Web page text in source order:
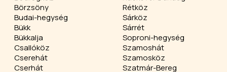
Börzsöny
Budai-hegység
Bükk
Bükkalja
Csallóköz
Cserehát
Cserhát
Rétköz
Sárköz
Sárrét
Soproni-hegység
Szamoshát
Szamosköz
Szatmár-Bereg